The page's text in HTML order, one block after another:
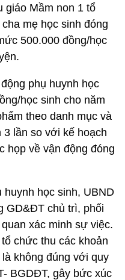
giáo Mầm non 1 tổ
mẹ học sinh đóng
500.000 đồng/học
phụ huynh học
học sinh cho năm
theo danh mục và
lần so với kế hoạch
họp về vận động đóng
học sinh, UBND
GD&ĐT chủ trì, phối
xác minh sự việc.
chức thu các khoản
không đúng với quy
BGDĐT, gây bức xúc